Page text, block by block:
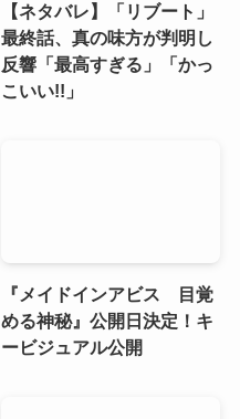
【ネタバレ】「リブート」
最終話、真の味方が判明し
反響「最高すぎる」「かっ
こいい!!」
『メイドインアビス 目覚
める神秘』公開日決定！キ
ービジュアル公開